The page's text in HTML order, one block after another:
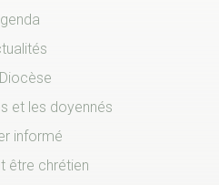
et les doyennés
informé
être chrétien